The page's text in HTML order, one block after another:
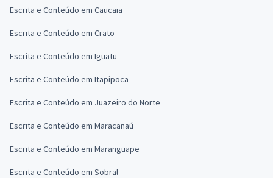
Escrita e Conteúdo em Caucaia
Escrita e Conteúdo em Crato
Escrita e Conteúdo em Iguatu
Escrita e Conteúdo em Itapipoca
Escrita e Conteúdo em Juazeiro do Norte
Escrita e Conteúdo em Maracanaú
Escrita e Conteúdo em Maranguape
Escrita e Conteúdo em Sobral